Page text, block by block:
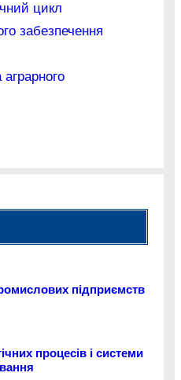
цикл
забезпечення
аграрного
підприємств
процесів і системи